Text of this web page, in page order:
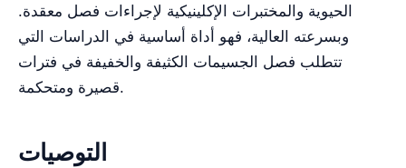
الحيوية والمختبرات الإكلينيكية لإجراءات فصل معقدة.
وبسرعته العالية، فهو أداة أساسية في الدراسات التي
تتطلب فصل الجسيمات الكثيفة والخفيفة في فترات
قصيرة ومتحكمة.
التوصيات